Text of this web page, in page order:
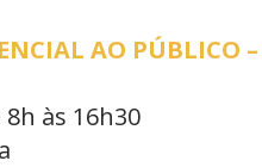
AO
às 16h30